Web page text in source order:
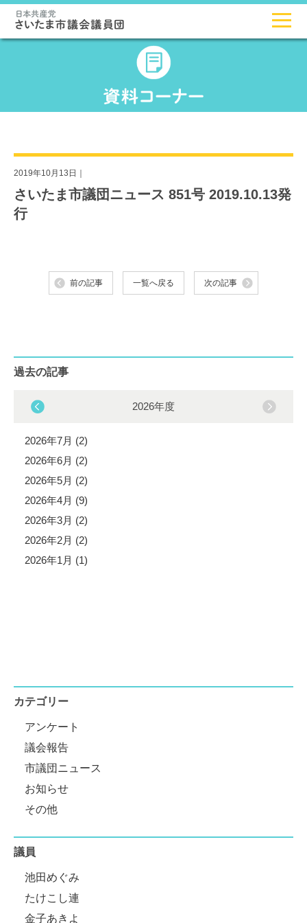
2019年10月13日｜
さいたま市議団ニュース 851号 2019.10.13発
行
前の記事 一覧へ戻る 次の記事
過去の記事
2026年度
2026年7月 (2)
2026年6月 (2)
2026年5月 (2)
2026年4月 (9)
2026年3月 (2)
2026年2月 (2)
2026年1月 (1)
カテゴリー
アンケート
議会報告
市議団ニュース
お知らせ
その他
議員
池田めぐみ
たけこし連
金子あきよ